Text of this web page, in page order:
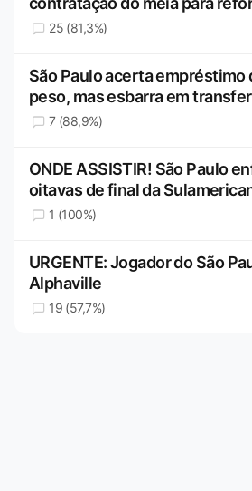
25 (81,3%)
São Paulo acerta empréstimo
peso, mas esbarra em
7 (88,9%)
ONDE ASSISTIR! São Paulo
oitavas de final da
1 (100%)
URGENTE: Jogador do São
Alphaville
19 (57,7%)